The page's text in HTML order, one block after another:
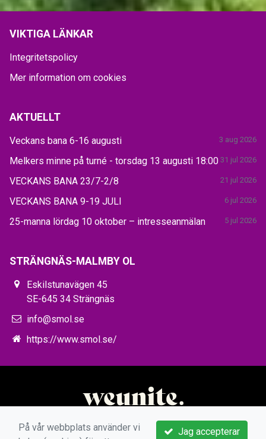
VIKTIGA LÄNKAR
Integritetspolicy
Mer information om cookies
AKTUELLT
Veckans bana 6-16 augusti 3 aug 2026
Melkers minne på turné - torsdag 13 augusti 18:00 31 jul 2026
VECKANS BANA 23/7-2/8 21 jul 2026
VECKANS BANA 9-19 JULI 6 jul 2026
25-manna lördag 10 oktober – intresseanmälan 5 jul 2026
STRÄNGNÄS-MALMBY OL
Eskilstunavägen 45
SE-645 34 Strängnäs
info@smol.se
https://www.smol.se/
Jag accepterar
På vår webbplats använder vi